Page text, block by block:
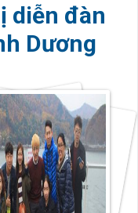
diễn đàn
Dương